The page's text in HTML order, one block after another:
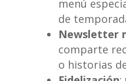
menú
de
Newsletter
comparte
o historias